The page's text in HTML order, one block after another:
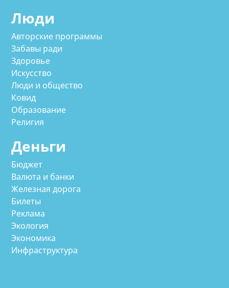
Люди
Авторские программы
Забавы ради
Здоровье
Искусство
Люди и общество
Ковид
Образование
Религия
Деньги
Бюджет
Валюта и банки
Железная дорога
Билеты
Реклама
Экология
Экономика
Инфраструктура